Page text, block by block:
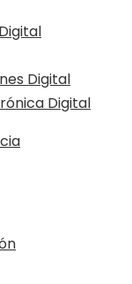
Digital
Digital